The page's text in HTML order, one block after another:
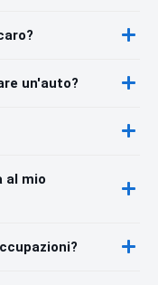
un'auto?
al mio